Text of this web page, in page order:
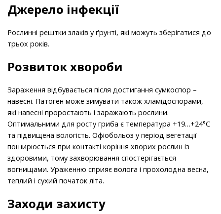
Джерело інфекції
Рослинні рештки злаків у ґрунті, які можуть зберігатися до
трьох років.
Розвиток хвороби
Зараження відбувається після достигання сумкоспор –
навесні. Патоген може зимувати також хламідоспорами,
які навесні проростають і заражають рослини.
Оптимальними для росту гриба є температура +19…+24°С
та підвищена вологість. Офіобольоз у період вегетації
поширюється при контакті коріння хворих рослин із
здоровими, тому захворювання спостерігається
вогнищами. Ураженню сприяє волога і прохолодна весна,
теплий і сухий початок літа.
Заходи захисту